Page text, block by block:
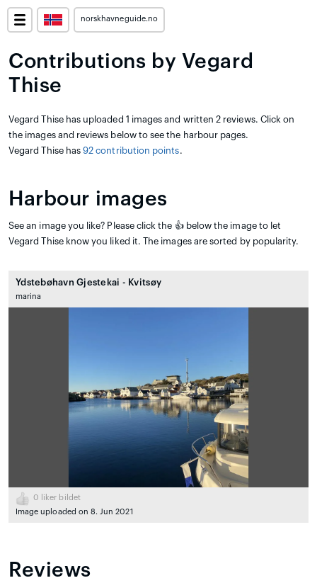
norskhavneguide.no
Contributions by Vegard
Thise
Vegard Thise has uploaded 1 images and written 2 reviews. Click on
the images and reviews below to see the harbour pages.
Vegard Thise has92 contribution points.
Harbour images
See an image you like? Please click the 👍 below the image to let
Vegard Thise know you liked it. The images are sorted by popularity.
Ydstebøhavn Gjestekai - Kvitsøy
marina
0 liker bildet
Image uploaded on 8. Jun 2021
Reviews